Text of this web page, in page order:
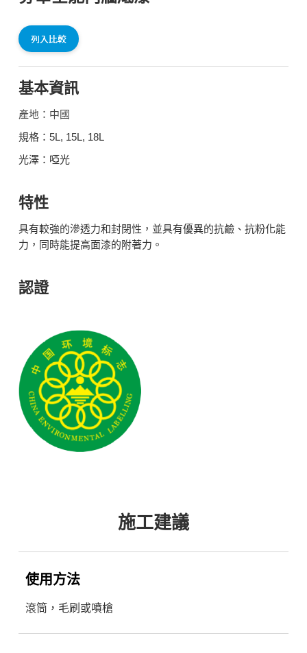
列入比較
基本資訊
產地：中國
規格：5L, 15L, 18L
光澤：啞光
特性
具有較強的滲透力和封閉性，並具有優異的抗鹼、抗粉化能
力，同時能提高面漆的附著力。
認證
施工建議
使用方法
滾筒，毛刷或噴槍